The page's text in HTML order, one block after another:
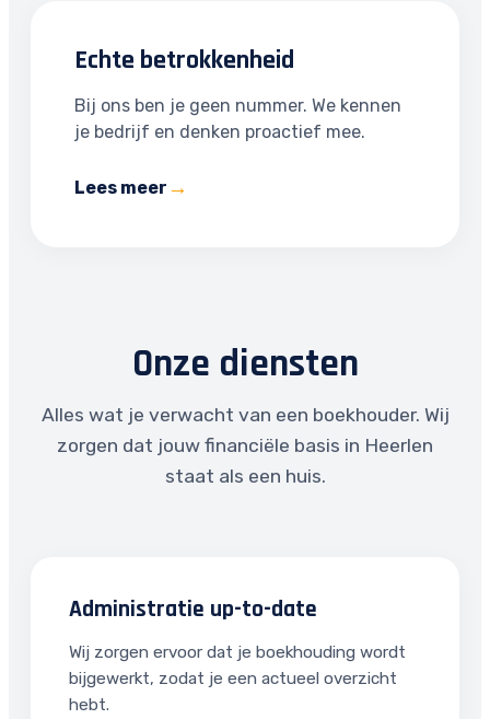
Echte betrokkenheid
Bij ons ben je geen nummer. We kennen
je bedrijf en denken proactief mee.
Lees meer
Onze diensten
Alles wat je verwacht van een boekhouder. Wij
zorgen dat jouw financiële basis in Heerlen
staat als een huis.
Administratie up-to-date
Wij zorgen ervoor dat je boekhouding wordt
bijgewerkt, zodat je een actueel overzicht
hebt.